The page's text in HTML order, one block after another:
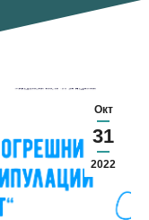
Окт
31
2022